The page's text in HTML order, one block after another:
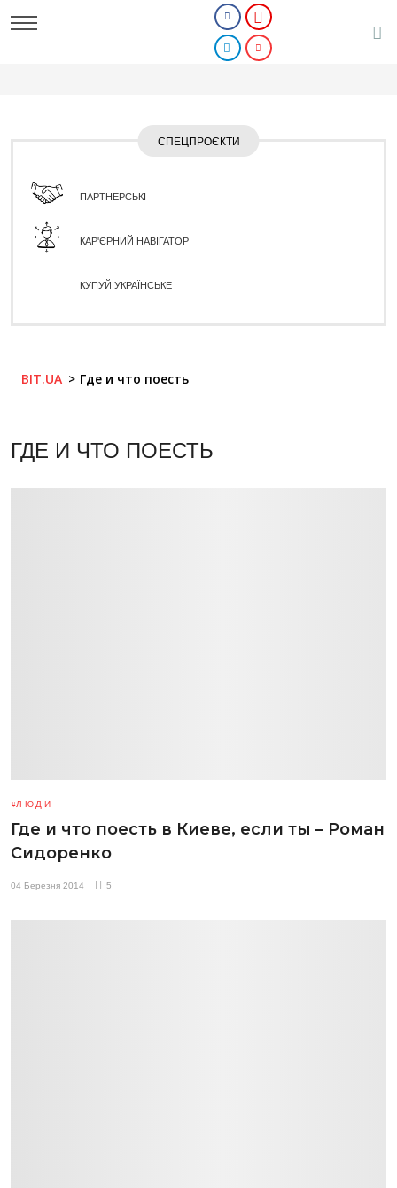
СПЕЦПРОЄКТИ
ПАРТНЕРСЬКІ
КАР'ЄРНИЙ НАВІГАТОР
КУПУЙ УКРАЇНСЬКЕ
BIT.UA Где и что поесть
ГДЕ И ЧТО ПОЕСТЬ
ЛЮДИ
Где и что поесть в Киеве, если ты – Роман
Сидоренко
04 Березня 2014 5